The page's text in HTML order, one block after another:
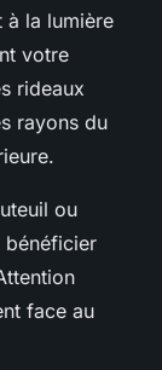
à la lumière
votre
rideaux
rayons du
ou
bénéficier
face au